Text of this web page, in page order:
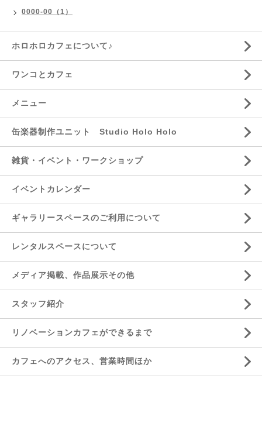
0000-00（1）
ホロホロカフェについて♪
ワンコとカフェ
メニュー
缶楽器制作ユニット Studio Holo Holo
雑貨・イベント・ワークショップ
イベントカレンダー
ギャラリースペースのご利用について
レンタルスペースについて
メディア掲載、作品展示その他
スタッフ紹介
リノベーションカフェができるまで
カフェへのアクセス、営業時間ほか